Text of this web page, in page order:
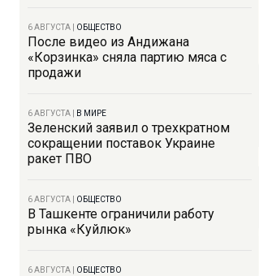
6 АВГУСТА ОБЩЕСТВО
После видео из Андижана
«Корзинка» сняла партию мяса с
продажи
6 АВГУСТА В МИРЕ
Зеленский заявил о трехкратном
сокращении поставок Украине
ракет ПВО
6 АВГУСТА ОБЩЕСТВО
В Ташкенте ограничили работу
рынка «Куйлюк»
6 АВГУСТА ОБЩЕСТВО